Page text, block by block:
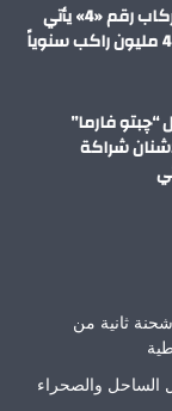
وزير الطيران: مشروع مبني الركاب رقم «4» يأتي
“چبتو فارما”
شراكة
ثانية من
الساحل والصحراء